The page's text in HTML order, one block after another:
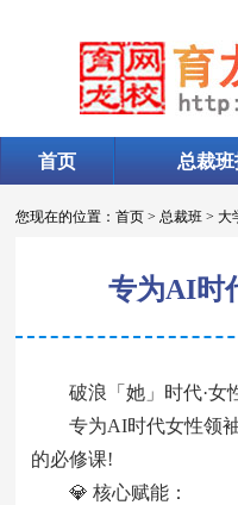
首页 总裁
您现在的位置：首页 >总裁班 >大
专为AI时
破浪「她」时代·女
专为AI时代女性领袖
的必修课!
💎 核心赋能：